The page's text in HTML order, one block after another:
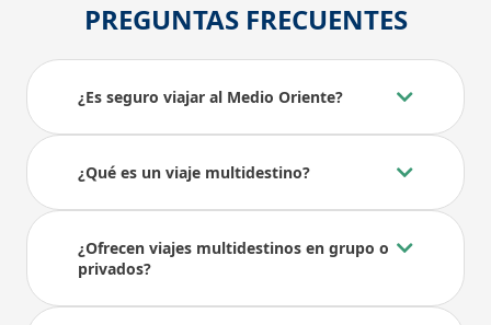
PREGUNTAS FRECUENTES
¿Es seguro viajar al Medio Oriente?
¿Qué es un viaje multidestino?
¿Ofrecen viajes multidestinos en grupo o
privados?